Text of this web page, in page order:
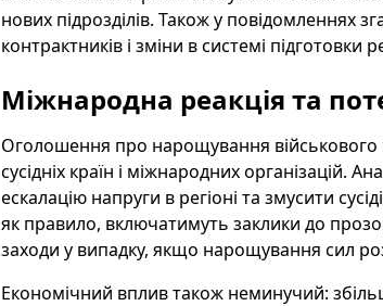
нових підрозділів. Також у повідомленнях
контрактників і зміни в системі підготовки
Міжнародна реакція та
Оголошення про нарощування військового
сусідніх країн і міжнародних
ескалацію напруги в регіоні та змусити
як правило, включатимуть заклики до
заходи у випадку, якщо нарощування сил
Економічний вплив також неминучий: